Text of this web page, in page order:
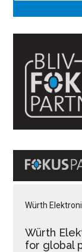
Würth
Würth
for global